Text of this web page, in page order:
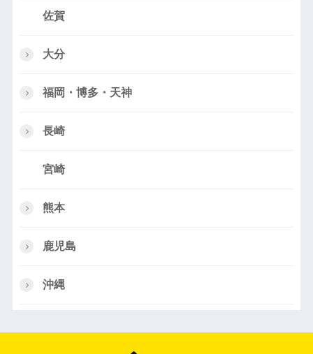
佐賀
大分
福岡・博多・天神
長崎
宮崎
熊本
鹿児島
沖縄